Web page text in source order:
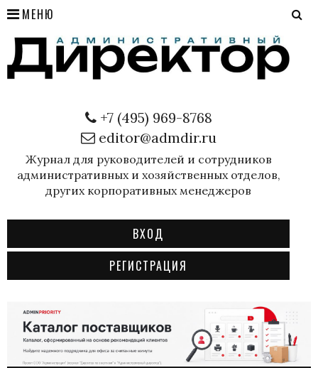
МЕНЮ
+7 (495) 969-8768
editor@admdir.ru
Журнал для руководителей и сотрудников
административных и хозяйственных отделов,
других корпоративных менеджеров
ВХОД
РЕГИСТРАЦИЯ